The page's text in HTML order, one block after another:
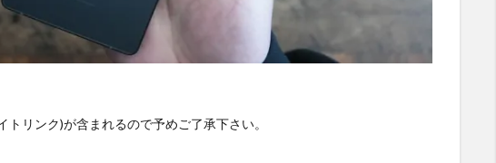
トリンク)が含まれるので予めご了承下さい。